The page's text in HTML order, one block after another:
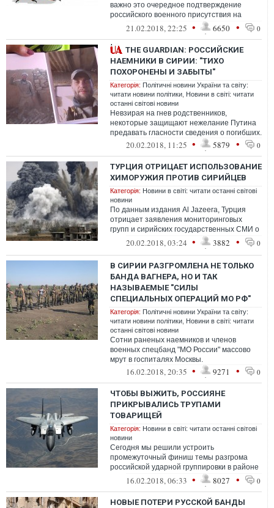
важно это очередное подтверждение
российского военного присутствия на
Донбассе. Важно ещё и потому, что оно
21.02.2018, 22:25 • 6650 • 0
THE GUARDIAN: РОССИЙСКИЕ
НАЕМНИКИ В СИРИИ: "ТИХО
ПОХОРОНЕНЫ И ЗАБЫТЫ"
Категорія: Політичні новини України та світу:
читати новини політики Новини в світі: читати
останні світові новини
Невзирая на гнев родственников,
некоторые защищают нежелание Путина
предавать гласности сведения о погибших.
20.02.2018, 11:25 • 5879 • 0
ТУРЦИЯ ОТРИЦАЕТ ИСПОЛЬЗОВАНИЕ
ХИМОРУЖИЯ ПРОТИВ СИРИЙЦЕВ
Категорія: Новини в світі: читати останні світові
новини
По данным издания Al Jazeera, Турция
отрицает заявления мониторинговых
групп и сирийских государственных СМИ о
том, что турецкие военнослужащие
20.02.2018, 03:24 • 3882 • 0
В СИРИИ РАЗГРОМЛЕНА НЕ ТОЛЬКО
БАНДА ВАГНЕРА, НО И ТАК
НАЗЫВАЕМЫЕ "СИЛЫ
СПЕЦИАЛЬНЫХ ОПЕРАЦИЙ МО РФ"
Категорія: Політичні новини України та світу:
читати новини політики Новини в світі: читати
останні світові новини
Сотни раненых наемников и членов
военных спецбанд "МО России" массово
мрут в госпиталях Москвы.
16.02.2018, 20:35 • 9271 • 0
ЧТОБЫ ВЫЖИТЬ, РОССИЯНЕ
ПРИКРЫВАЛИСЬ ТРУПАМИ
ТОВАРИЩЕЙ
Категорія: Новини в світі: читати останні світові
новини
Сегодня мы решили устроить
промежуточный финиш темы разгрома
российской ударной группировки в районе
сирийского города Дэр эз Зор.
Промежуточным этот ...
16.02.2018, 06:33 • 8027 • 0
НОВЫЕ ПОТЕРИ РУССКОЙ БАНДЫ